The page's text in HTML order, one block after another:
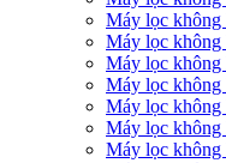
Máy lọc không
Máy lọc
Máy lọc
Máy lọc
Máy lọc
Máy lọc
Máy lọc không